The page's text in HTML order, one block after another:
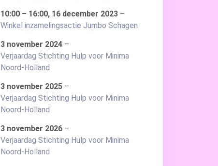
10:00 – 16:00, 16 december 2023 –
Winkel inzamelingsactie Jumbo Schagen
3 november 2024 –
Verjaardag Stichting Hulp voor Minima
Noord-Holland
3 november 2025 –
Verjaardag Stichting Hulp voor Minima
Noord-Holland
3 november 2026 –
Verjaardag Stichting Hulp voor Minima
Noord-Holland